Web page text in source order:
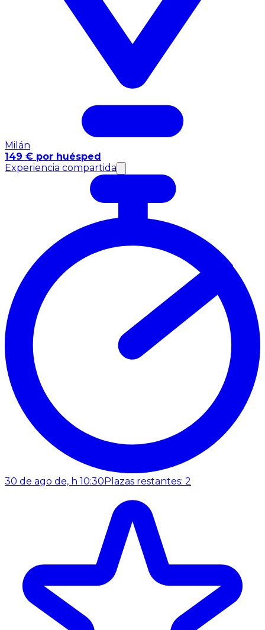
Milán
149 € por huésped
Experiencia compartida
30 de ago de, h 10:30Plazas restantes: 2